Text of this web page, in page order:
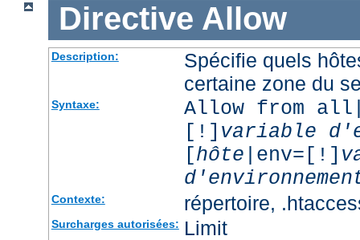
Directive Allow
Description:
Spécifie quels
certaine zone du
Syntaxe:
Allow from
[!] variable
[hôte |env=[!]
Contexte: répertoire,
Surcharges autorisées: Limit